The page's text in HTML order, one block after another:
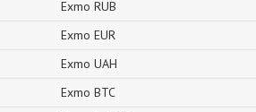
Exmo RUB
Exmo EUR
Exmo UAH
Exmo BTC